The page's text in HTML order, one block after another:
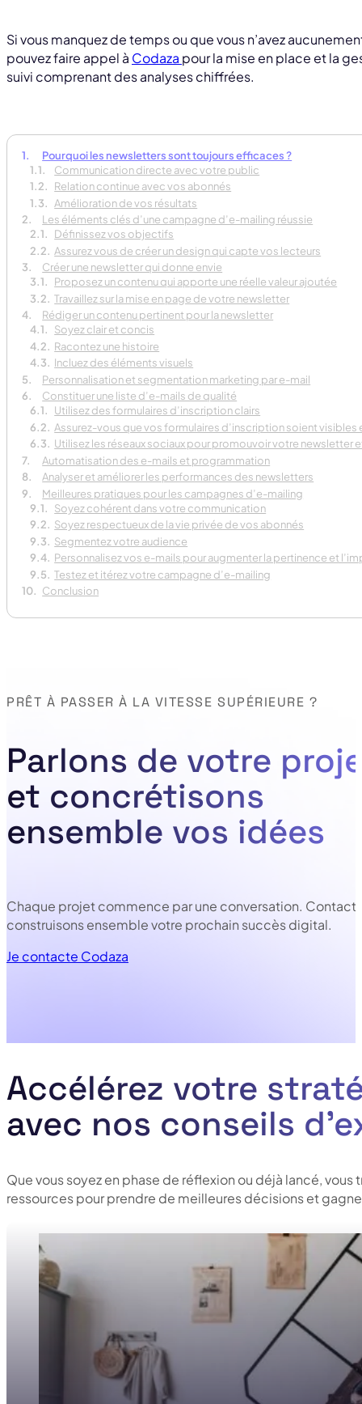
Si vous manquez de temps ou que vous n’avez
pouvez faire appel à Codaza pour la mise en place et la
suivi comprenant des analyses chiffrées.
Pourquoi les newsletters sont toujours efficaces ?
Communication directe avec votre public
Relation continue avec vos abonnés
Amélioration de vos résultats
Les éléments clés d’une campagne d’e-mailing réussie
Définissez vos objectifs
Assurez vous de créer un design qui capte vos lecteurs
Créer une newsletter qui donne envie
Proposez un contenu qui apporte une réelle valeur ajoutée
Travaillez sur la mise en page de votre newsletter
Rédiger un contenu pertinent pour la newsletter
Soyez clair et concis
Racontez une histoire
Incluez des éléments visuels
Personnalisation et segmentation marketing par e-mail
Constituer une liste d’e-mails de qualité
Utilisez des formulaires d’inscription clairs
Assurez-vous que vos formulaires d’inscription soient visibles
Utilisez les réseaux sociaux pour promouvoir votre newsletter
Automatisation des e-mails et programmation
Analyser et améliorer les performances des newsletters
Meilleures pratiques pour les campagnes d’e-mailing
Soyez cohérent dans votre communication
Soyez respectueux de la vie privée de vos abonnés
Segmentez votre audience
Personnalisez vos e-mails pour augmenter la pertinence et
Testez et itérez votre campagne d’e-mailing
Conclusion
Parlons de votre
et concrétisons
ensemble vos idées
PRÊT À PASSER À LA VITESSE SUPÉRIEURE ?
Chaque projet commence par une conversation.
construisons ensemble votre prochain succès digital.
Je contacte Codaza
Accélérez votre
avec nos conseils
Que vous soyez en phase de réflexion ou déjà lancé, vous
ressources pour prendre de meilleures décisions et